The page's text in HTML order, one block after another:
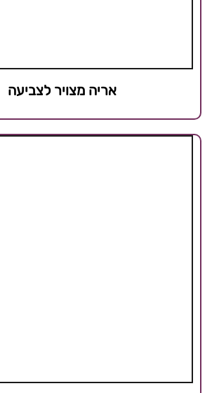
אריה מצויר לצביעה